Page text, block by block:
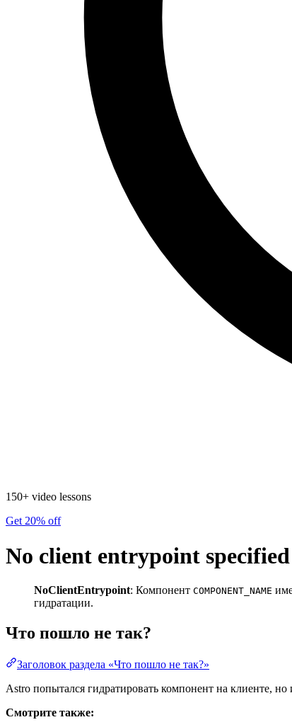
150+ video lessons
Get 20% off
No client entrypoint
NoClientEntrypoint: Компонент COMPONENT_NAME
гидратации.
Что пошло не так?
Заголовок раздела «Что пошло не так?»
Astro попытался гидратировать компонент на клиенте,
Смотрите также: